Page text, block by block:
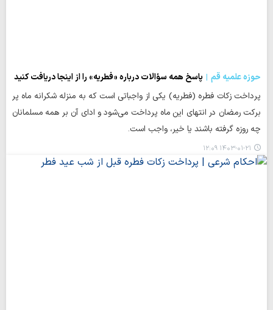
حوزه علمیه قم
پاسخ همه سؤالات درباره «فطریه» را از اینجا دریافت کنید
پرداخت زکات فطره (فطریه) یکی از واجباتی است که به منزله شکرانه ماه پر
برکت رمضان در انتهای این ماه پرداخت می‌شود و ادای آن بر همه مسلمانان
چه روزه گرفته باشند یا خیر، واجب است.
۱۴۰۳-۰۱-۲۱ ۱۲:۰۹